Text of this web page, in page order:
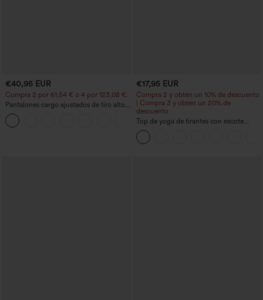
€40,95 EUR
Compra 2 por 61,54 € o 4 por 123,08 €.
Pantalones cargo ajustados de tiro alto
con múltiples bolsillos y cremallera con
botones
+10
€17,95 EUR
Compra 2 y obtén un 10% de descuento
| Compra 3 y obtén un 20% de
descuento
Top de yoga de tirantes con escote
redondo, fruncido y tacto fresco -
UPF50+